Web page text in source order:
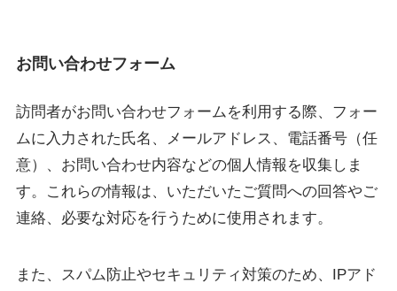
お問い合わせフォーム
訪問者がお問い合わせフォームを利用する際、フォー
ムに入力された氏名、メールアドレス、電話番号（任
意）、お問い合わせ内容などの個人情報を収集しま
す。これらの情報は、いただいたご質問への回答やご
連絡、必要な対応を行うために使用されます。
また、スパム防止やセキュリティ対策のため、IPアド